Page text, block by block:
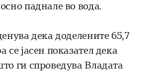
паднале во вода.
дека доделените 65,7
се јасен показател дека
ги спроведува Владата